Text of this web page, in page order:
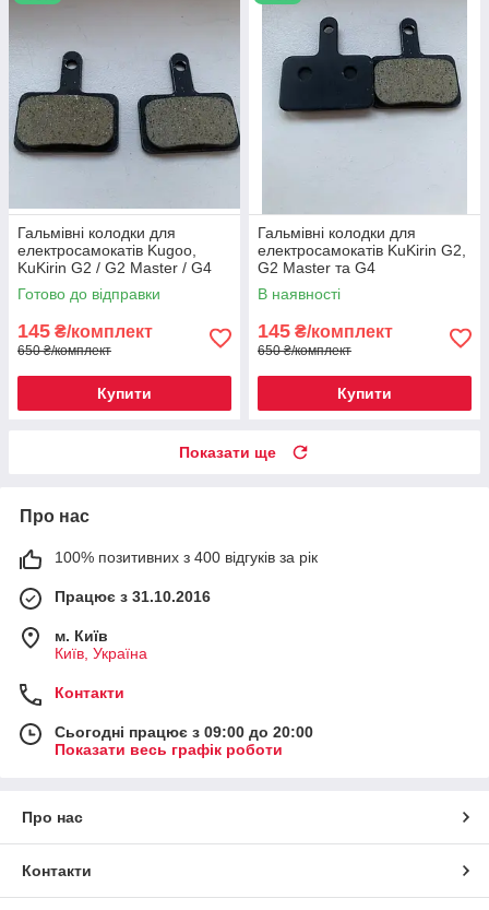
Гальмівні колодки для
електросамокатів Kugoo,
KuKirin G2 / G2 Master / G4
Готово до відправки
145 ₴/комплект
650 ₴/комплект
Купити
Гальмівні колодки для
електросамокатів KuKirin G2,
G2 Master та G4
В наявності
145 ₴/комплект
650 ₴/комплект
Купити
Показати ще
Про нас
100% позитивних з 400 відгуків за рік
Працює з 31.10.2016
м. Київ
Київ, Україна
Контакти
Сьогодні працює з 09:00 до 20:00
Показати весь графік роботи
Про нас
Контакти